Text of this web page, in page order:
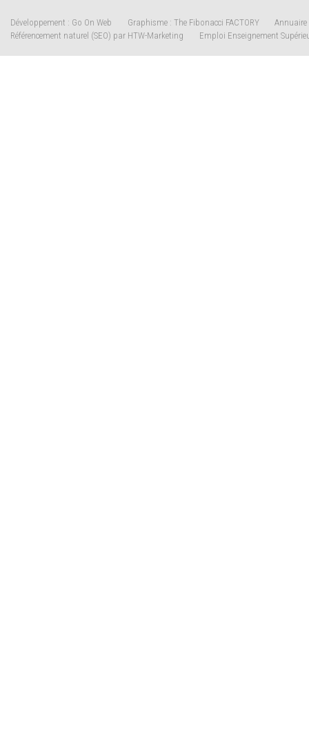
Développement : Go On Web Graphisme : The Fibonacci FACTORY
Annuaire
Référencement naturel (SEO) par HTW-Marketing
Emploi Enseignement